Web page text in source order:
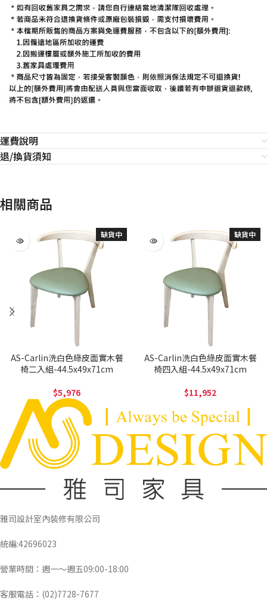
運費說明
退/換貨須知
相關商品
缺貨中
AS-Carlin洗白色綠皮面實木餐
椅二入組-44.5x49x71cm
5,976
缺貨中
AS-Carlin洗白色綠皮面實木餐
椅四入組-44.5x49x71cm
11,952
雅司設計室內裝修有限公司
統編:42696023
營業時間：週一～週五09:00-18:00
客服電話：(02)7728-7677